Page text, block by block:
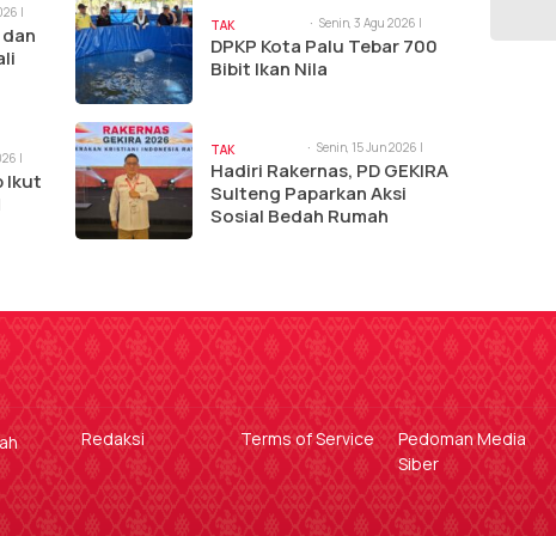
|
TAK
BERKATEGORI
Senin, 3 Agu 2026 |
11:03 am
DPKP Kota Palu Tebar 700
Bibit Ikan Nila
|
Ikut
TAK
BERKATEGORI
Senin, 15 Jun 2026 |
10:39 am
Hadiri Rakernas, PD GEKIRA
Sulteng Paparkan Aksi
Sosial Bedah Rumah
Redaksi Terms of Service
Pedoman Media
Siber